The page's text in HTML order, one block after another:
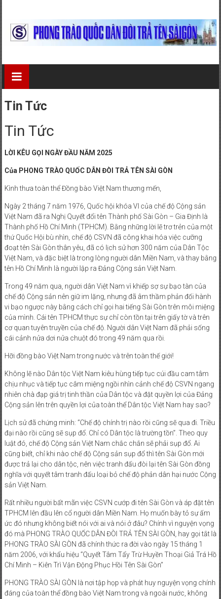
content
Phong
Trào
Quốc
Dân
Đòi
Trả
Sài
Gòn
PHONG
TRÀO
QUỐC
DÂN
ĐÒI
TRẢ
TÊN
SÀI
GÒN
Tin Tức
Tin Tức
LỜI KÊU GỌI NGÀY ĐẦU NĂM 2025
Của PHONG TRÀO QUỐC DÂN ĐÒI TRẢ TÊN SÀI GÒN
Kình thưa toàn thể Đồng bào Việt Nam thương mến,
Ngày 2 tháng 7 năm 1976, Quốc hội khóa VI của chế độ Cộng sản
Việt Nam đã ra Nghị Quyết đổi tên Thành phố Sài Gòn – Gia Định là
Thành phố Hồ Chí Minh (TPHCM). Bằng những lời lẽ trơ trẻn của một
thứ Quốc Hội bù nhìn, chế độ CSVN đã công khai hóa việc cưỡng
đoạt tên Sài Gòn thân yêu, đã có lịch sử hơn 300 năm của Dân Tộc
Việt Nam, và đặc biệt là trong lòng người dân Miền Nam, và thay bằng
tên Hồ Chí Minh là người lập ra Đảng Cộng sản Việt Nam.
Trong 49 năm qua, người dân Việt Nam vì khiếp sợ sự bạo tàn của
chế độ Cộng sản nên giữ im lặng, nhưng đã âm thầm phản đối hành
vi bạo ngược này bằng cách chỉ gọi hai tiếng Sài Gòn trên môi miệng
của mình. Cái tên TPHCM thực sự chỉ còn tồn tại trên giấy tờ và trên
cơ quan tuyên truyền của chế độ. Người dân Việt Nam đã phải sống
cái cảnh nửa dơi nửa chuột đó trong 49 năm qua rồi.
Hỡi đồng bào Việt Nam trong nước và trên toàn thế giới!
Không lẽ nào Dân tộc Việt Nam kiêu hùng tiếp tục cúi đầu cam tâm
chịu nhục và tiếp tục câm miệng ngồi nhìn cảnh chế độ CSVN ngang
nhiên chà đạp giá trị tinh thần của Dân tộc và đặt quyền lợi của Đảng
Cộng sản lên trên quyền lợi của toàn thể Dân tộc Việt Nam hay sao?
Lịch sử đã chứng minh: “Chế độ chính trị nào rồi cũng sẽ qua đi. Triều
đại nào rồi cũng sẽ sụp đổ. Chỉ có Dân tộc là trường tồn”. Theo quy
luật đó, chế độ Cộng sản Việt Nam chắc chắn sẽ phải sụp đổ. Ai
cũng biết, chỉ khi nào chế độ Cộng sản sụp đổ thì tên Sài Gòn mới
được trả lại cho dân tộc, nên việc tranh đấu đòi lại tên Sài Gòn đồng
nghĩa với quyết tâm tranh đấu loại bỏ chế độ phản dân hại nước Cộng
sản Việt Nam.
Rất nhiều người bất mãn việc CSVN cướp đi tên Sài Gòn và áp đặt tên
TPHCM lên đầu lên cổ người dân Miền Nam. Họ muốn bày tỏ sự ấm
ức đó nhưng không biết nói với ai và nói ở đâu? Chính vì nguyện vọng
đó mà PHONG TRÀO QUỐC DÂN ĐÒI TRẢ TÊN SÀI GÒN, hay gọi tắt là
PHONG TRÀO SÀI GÒN đã chính thức ra đời vào ngày 15 tháng 1
năm 2006, với khẩu hiệu “Quyết Tâm Tẩy Trừ Huyền Thoại Giả Trá Hồ
Chí Minh – Kiên Trì Vận Động Phục Hồi Tên Sài Gòn”
PHONG TRÀO SÀI GÒN là nơi tập họp và phát huy nguyện vọng chính
đáng của toàn thể đồng bào Việt Nam trong và ngoài nước, không